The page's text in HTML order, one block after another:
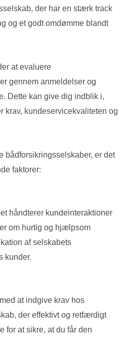
der har en stærk track
og et godt omdømme blandt
at evaluere
gennem anmeldelser og
Dette kan give dig indblik i,
krav, kundeservicekvaliteten og
bådforsikringsselskaber, er det
faktorer:
håndterer kundeinteraktioner
om hurtig og hjælpsom
af selskabets
kunder.
at indgive krav hos
der effektivt og retfærdigt
for at sikre, at du får den